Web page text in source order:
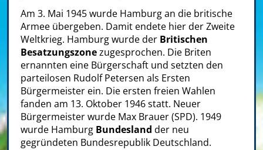
Am 3. Mai 1945 wurde Hamburg an die britische
Armee übergeben. Damit endete hier der Zweite
Weltkrieg. Hamburg wurde der Britischen
Besatzungszonezugesprochen. Die Briten
ernannten eine Bürgerschaft und setzten den
parteilosen Rudolf Petersen als Ersten
Bürgermeister ein. Die ersten freien Wahlen
fanden am 13. Oktober 1946 statt. Neuer
Bürgermeister wurde Max Brauer (SPD). 1949
wurde Hamburg Bundesland der neu
gegründeten Bundesrepublik Deutschland.